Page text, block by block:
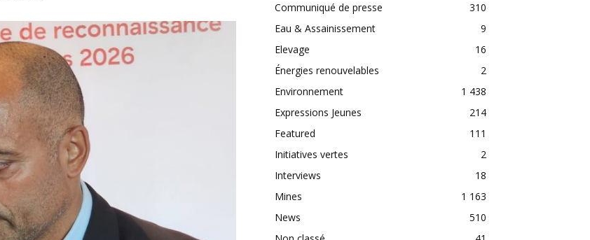
Communiqué de presse
310
Eau & Assainissement
9
Elevage
16
Énergies renouvelables
2
Environnement
1 438
Expressions Jeunes
214
Featured
111
Initiatives vertes
2
Interviews
18
Mines
1 163
News
510